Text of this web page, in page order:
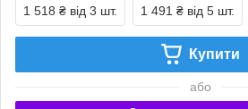
1 518 ₴ від 3 шт. 1 491 ₴ від 5 шт.
Купити
або